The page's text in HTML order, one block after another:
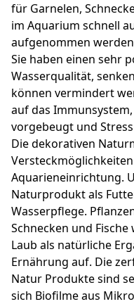
für Garnelen,
im Aquarium schnell
aufgenommen
Sie haben einen sehr
Wasserqualität,
können vermindert
auf das
vorgebeugt und
Die dekorativen
Aquarieneinrichtung.
Naturprodukt als
Wasserpflege.
Schnecken und Fische
Laub als natürliche
Ernährung auf. Die
Natur Produkte sind
sich Biofilme aus